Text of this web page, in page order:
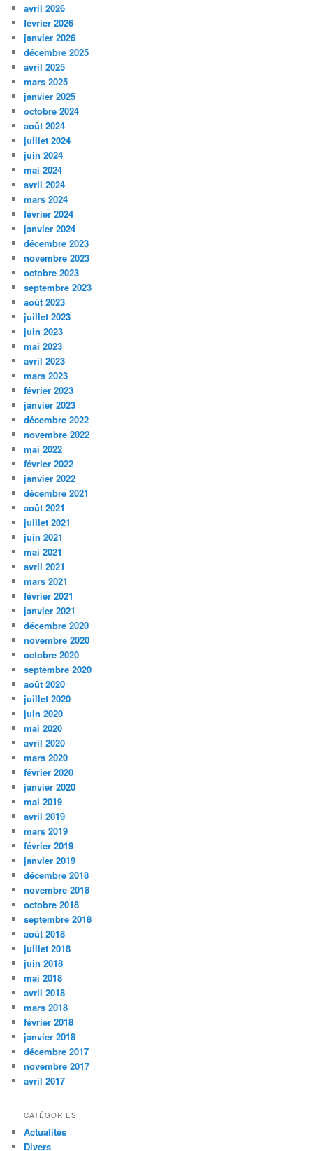
avril 2026
février 2026
janvier 2026
décembre 2025
avril 2025
mars 2025
janvier 2025
octobre 2024
août 2024
juillet 2024
juin 2024
mai 2024
avril 2024
mars 2024
février 2024
janvier 2024
décembre 2023
novembre 2023
octobre 2023
septembre 2023
août 2023
juillet 2023
juin 2023
mai 2023
avril 2023
mars 2023
février 2023
janvier 2023
décembre 2022
novembre 2022
mai 2022
février 2022
janvier 2022
décembre 2021
août 2021
juillet 2021
juin 2021
mai 2021
avril 2021
mars 2021
février 2021
janvier 2021
décembre 2020
novembre 2020
octobre 2020
septembre 2020
août 2020
juillet 2020
juin 2020
mai 2020
avril 2020
mars 2020
février 2020
janvier 2020
mai 2019
avril 2019
mars 2019
février 2019
janvier 2019
décembre 2018
novembre 2018
octobre 2018
septembre 2018
août 2018
juillet 2018
juin 2018
mai 2018
avril 2018
mars 2018
février 2018
janvier 2018
décembre 2017
novembre 2017
avril 2017
CATÉGORIES
Actualités
Divers